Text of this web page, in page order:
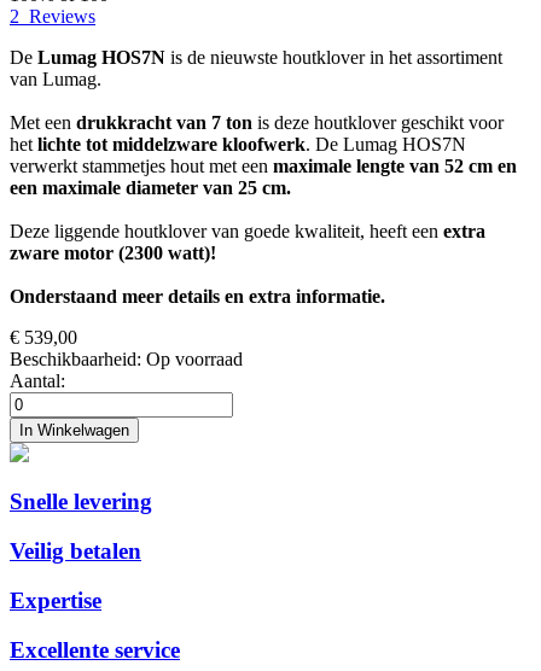
2 Reviews
De Lumag HOS7N is de nieuwste houtklover in het assortiment
van Lumag.
Met een drukkracht van 7 ton is deze houtklover geschikt voor
het lichte tot middelzware kloofwerk. De Lumag HOS7N
verwerkt stammetjes hout met een maximale lengte van 52 cm en
een maximale diameter van 25 cm.
Deze liggende houtklover van goede kwaliteit, heeft een extra
zware motor (2300 watt)!
Onderstaand meer details en extra informatie.
€ 539,00
Beschikbaarheid: Op voorraad
Aantal:
In Winkelwagen
Snelle levering
Veilig betalen
Expertise
Excellente service